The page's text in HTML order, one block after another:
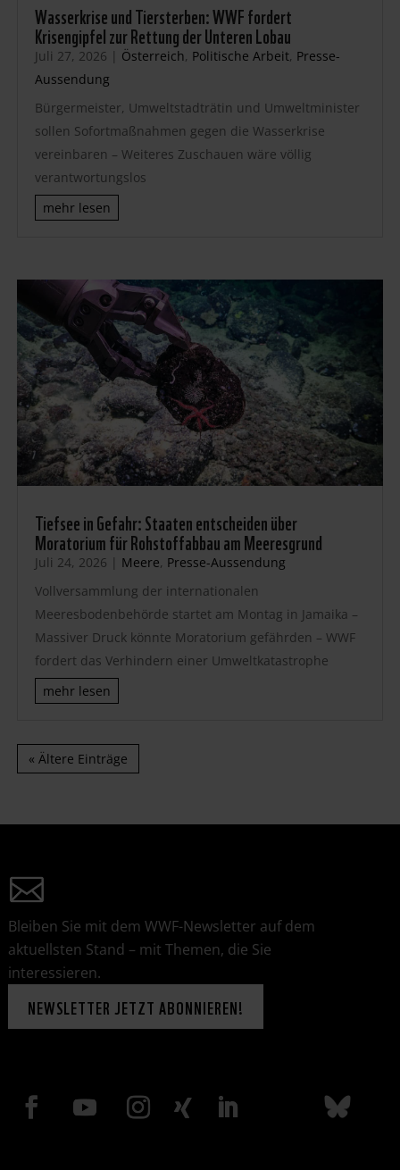
Wasserkrise und Tiersterben: WWF fordert
Krisengipfel zur Rettung der Unteren Lobau
Juli 27, 2026 | Österreich, Politische Arbeit, Presse-
Aussendung
Bürgermeister, Umweltstadträtin und Umweltminister
sollen Sofortmaßnahmen gegen die Wasserkrise
vereinbaren – Weiteres Zuschauen wäre völlig
verantwortungslos
mehr lesen
Tiefsee in Gefahr: Staaten entscheiden über
Moratorium für Rohstoffabbau am Meeresgrund
Juli 24, 2026 | Meere, Presse-Aussendung
Vollversammlung der internationalen
Meeresbodenbehörde startet am Montag in Jamaika –
Massiver Druck könnte Moratorium gefährden – WWF
fordert das Verhindern einer Umweltkatastrophe
mehr lesen
« Ältere Einträge
Bleiben Sie mit dem WWF-Newsletter auf dem
aktuellsten Stand – mit Themen, die Sie
interessieren.
NEWSLETTER JETZT ABONNIEREN!